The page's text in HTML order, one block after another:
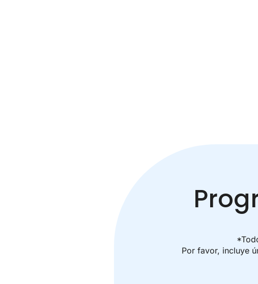
Por favor, incluye